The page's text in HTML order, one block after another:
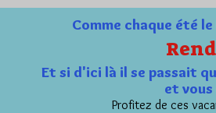
Comme chaque été
Et si d'ici là il se passait
et
Profitez de ces